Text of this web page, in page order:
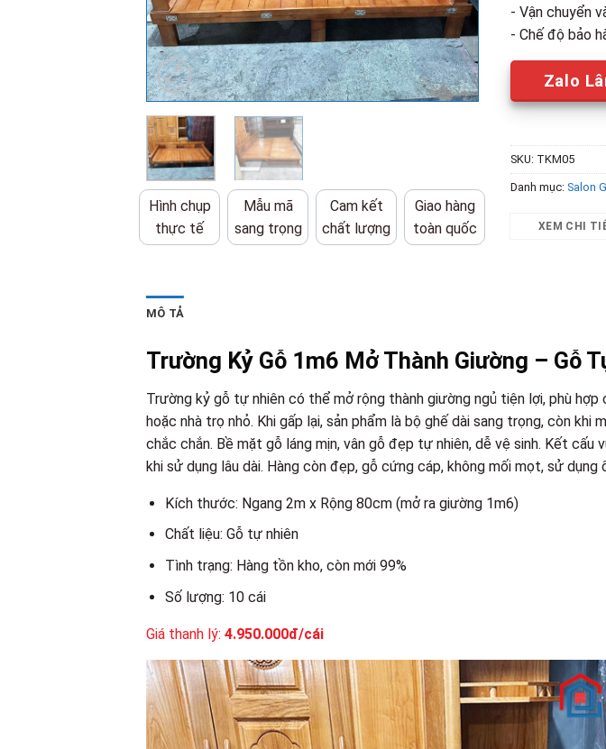
Hình chụp
thực tế
Mẫu mã
sang trọng
Cam kết
chất lượng
Giao hàng
toàn quốc
- Vận chuyển
- Chế độ bảo
Zalo
SKU: TKM05
Danh mục: Salon
XEM CHI
MÔ TẢ
Trường Kỷ Gỗ 1m6 Mở Thành Giường – Gỗ
Trường kỷ gỗ tự nhiên có thể mở rộng thành giường ngủ tiện lợi, phù hợp
hoặc nhà trọ nhỏ. Khi gấp lại, sản phẩm là bộ ghế dài sang trọng, còn khi
chắc chắn. Bề mặt gỗ láng mịn, vân gỗ đẹp tự nhiên, dễ vệ sinh. Kết cấu
khi sử dụng lâu dài. Hàng còn đẹp, gỗ cứng cáp, không mối mọt, sử dụng
Kích thước: Ngang 2m x Rộng 80cm (mở ra giường 1m6)
Chất liệu: Gỗ tự nhiên
Tình trạng: Hàng tồn kho, còn mới 99%
Số lượng: 10 cái
Giá thanh lý: 4.950.000đ/cái